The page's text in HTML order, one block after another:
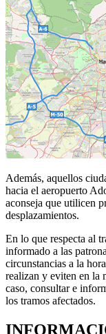
Además, aquellos
hacia el aeropuerto
aconseja que utilicen
desplazamientos.
En lo que respecta al
informado a las
circunstancias a la
realizan y eviten en la
caso, consultar e
los tramos afectados.